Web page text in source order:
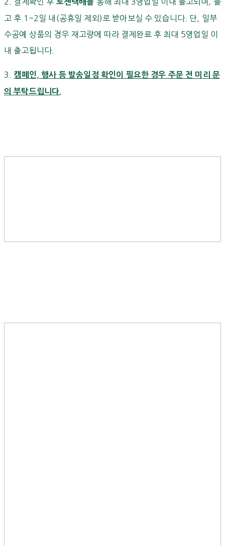
로젠택배를
고 후 1~2일 내(공휴일 제외)로 받아보실 수 있습니다. 단, 일부
수공예 상품의 경우 재고량에 따라 결제완료 후 최대 5영업일 이
내 출고됩니다.
3. 캠페인, 행사 등 발송일정 확인이 필요한 경우 주문 전 미리 문
의 부탁드립니다.